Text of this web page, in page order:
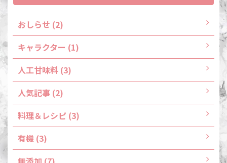
おしらせ (2)
キャラクター (1)
人工甘味料 (3)
人気記事 (2)
料理＆レシピ (3)
有機 (3)